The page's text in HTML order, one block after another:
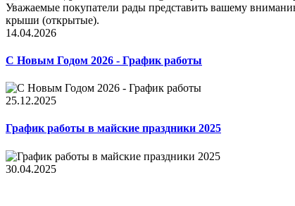
Уважаемые покупатели рады представить вашему
крыши (открытые).
14.04.2026
С Новым Годом 2026 - График работы
25.12.2025
График работы в майские праздники 2025
30.04.2025